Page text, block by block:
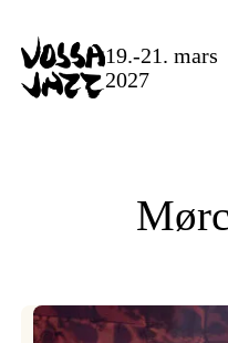
content
19.-21. mars
2027